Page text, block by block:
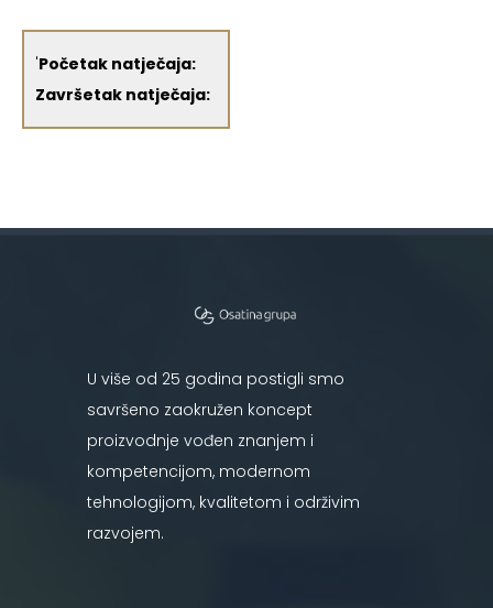
'Početak natječaja:
Završetak natječaja:
U više od 25 godina postigli smo
savršeno zaokružen koncept
proizvodnje vođen znanjem i
kompetencijom, modernom
tehnologijom, kvalitetom i održivim
razvojem.